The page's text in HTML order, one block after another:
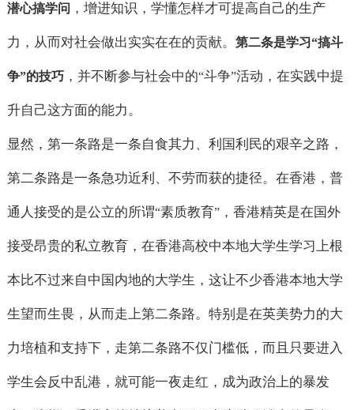
潜心搞学问 ，增进知识，学懂怎样才可提高自己的生产
力，从而对社会做出实实在在的贡献。 第二条是学习“搞斗
争”的技巧，并不断参与社会中的“斗争”活动，在实践中提
升自己这方面的能力。
显然，第一条路是一条自食其力、利国利民的艰辛之路，
第二条路是一条急功近利、不劳而获的捷径。在香港，普
通人接受的是公立的所谓“素质教育”，香港精英是在国外
接受昂贵的私立教育，在香港高校中本地大学生学习上根
本比不过来自中国内地的大学生，这让不少香港本地大学
生望而生畏，从而走上第二条路。特别是在英美势力的大
力培植和支持下，走第二条路不仅门槛低，而且只要进入
学生会反中乱港，就可能一夜走红，成为政治上的暴发